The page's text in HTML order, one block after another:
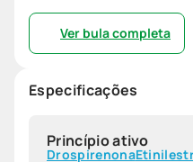
Ver bula completa
Especificações
Princípio ativo
Drospirenona